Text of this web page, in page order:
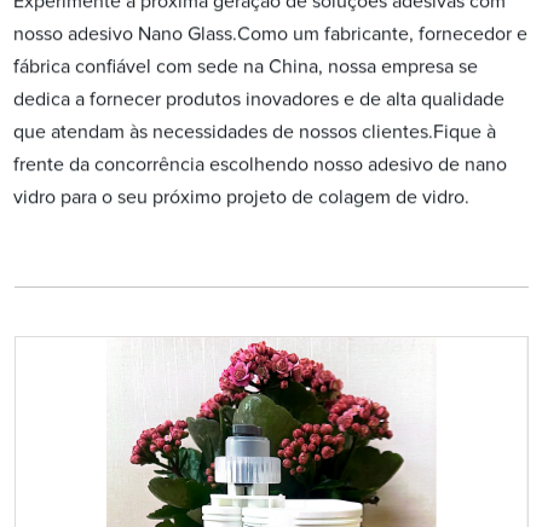
nosso adesivo Nano Glass.Como um fabricante, fornecedor e
fábrica confiável com sede na China, nossa empresa se
dedica a fornecer produtos inovadores e de alta qualidade
que atendam às necessidades de nossos clientes.Fique à
frente da concorrência escolhendo nosso adesivo de nano
vidro para o seu próximo projeto de colagem de vidro.